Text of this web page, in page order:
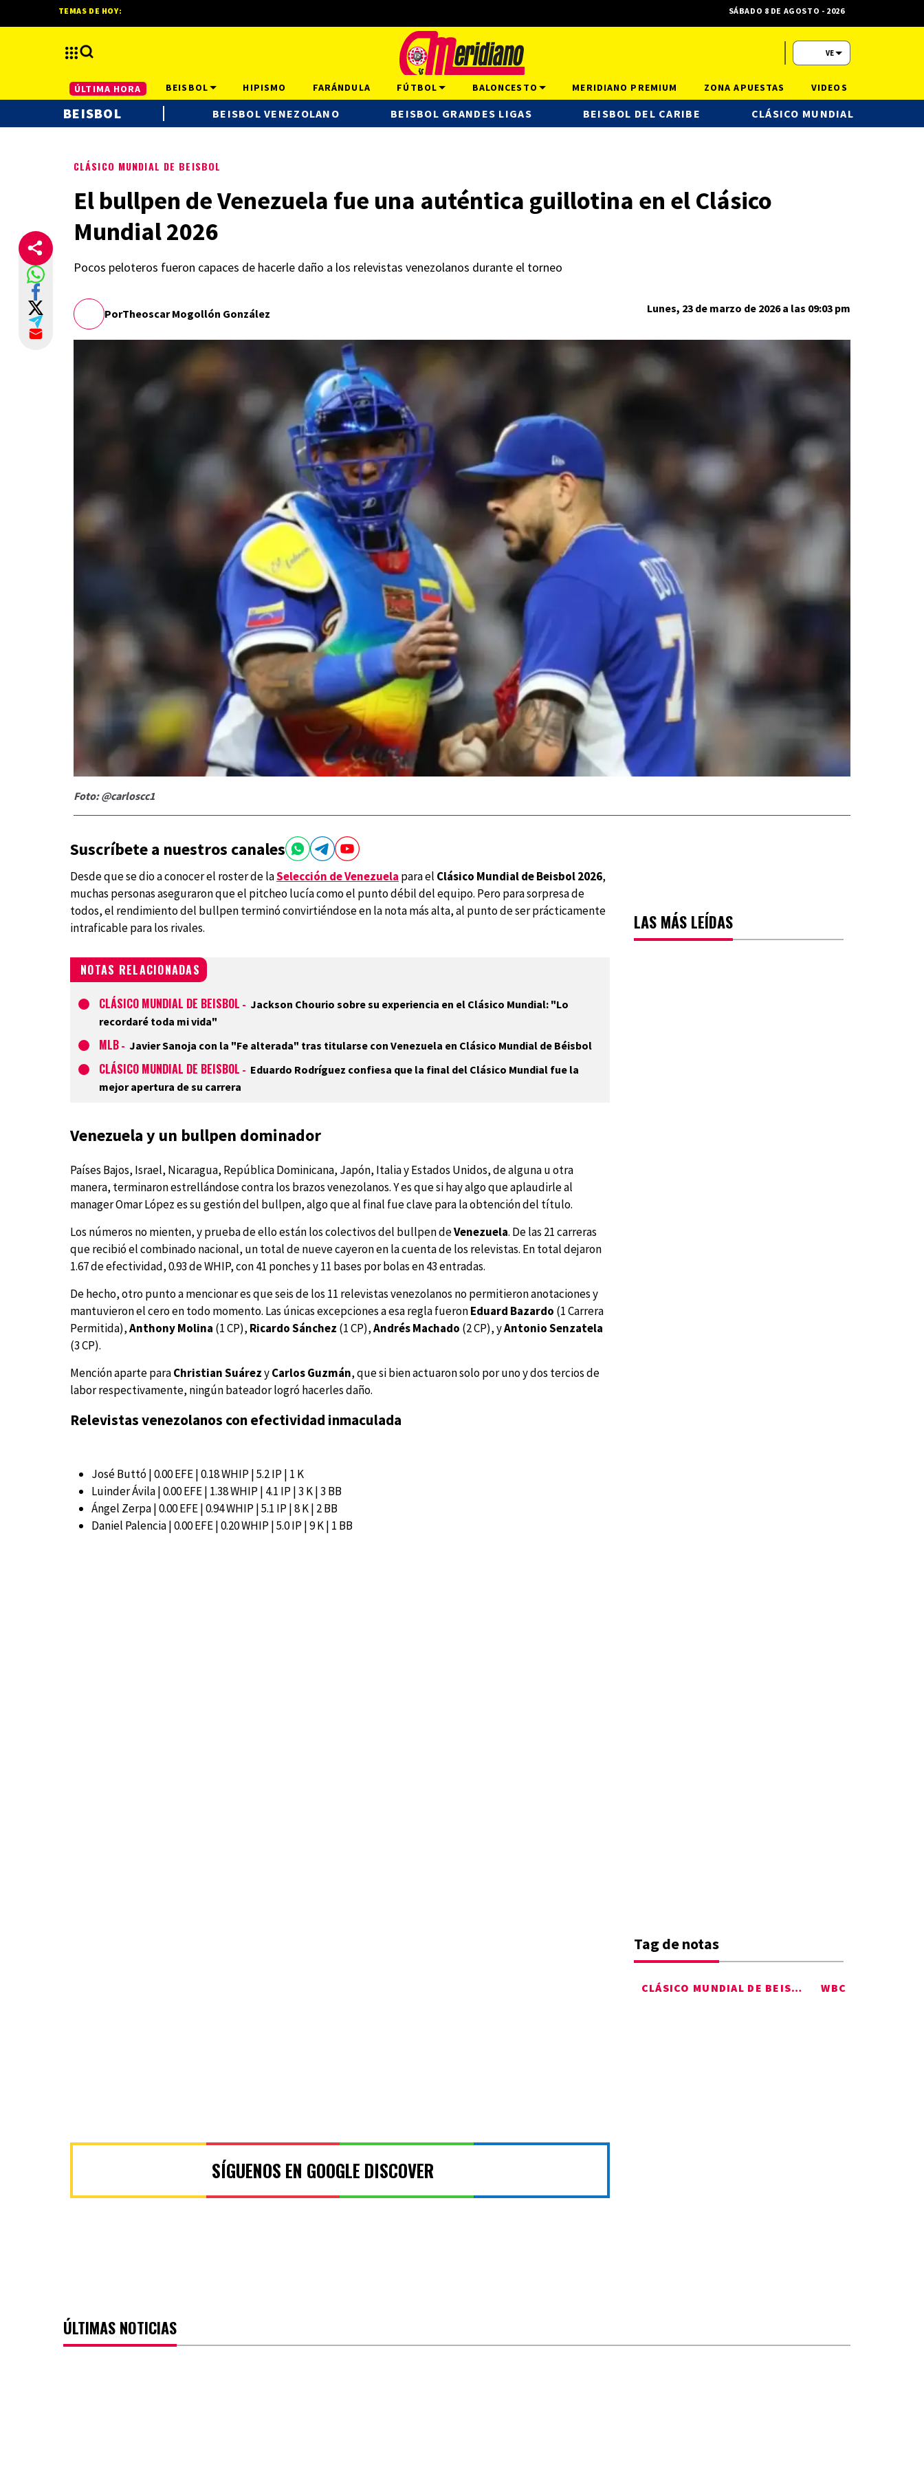
CLÁSICO MUNDIAL DE BEISBOL
El bullpen de Venezuela fue una auténtica guillotina en el Clásico
Mundial 2026
Pocos peloteros fueron capaces de hacerle daño a los relevistas venezolanos durante el torneo
PorTheoscar Mogollón González Lunes, 23 de marzo de 2026 a las 09:03 pm
Foto: @carloscc1
Suscríbete a nuestros canales
Desde que se dio a conocer el roster de laSelección de Venezuela para el Clásico Mundial de Beisbol 2026,
muchas personas aseguraron que el pitcheo lucía como el punto débil del equipo. Pero para sorpresa de
todos, el rendimiento del bullpen terminó convirtiéndose en la nota más alta, al punto de ser prácticamente
intraficable para los rivales.
NOTAS RELACIONADAS
CLÁSICO MUNDIAL DE BEISBOL - Jackson Chourio sobre su experiencia en el Clásico Mundial: "Lo
recordaré toda mi vida"
MLB - Javier Sanoja con la "Fe alterada" tras titularse con Venezuela en Clásico Mundial de Béisbol
CLÁSICO MUNDIAL DE BEISBOL - Eduardo Rodríguez confiesa que la final del Clásico Mundial fue la
mejor apertura de su carrera
Venezuela y un bullpen dominador
Países Bajos, Israel, Nicaragua, República Dominicana, Japón, Italia y Estados Unidos, de alguna u otra
manera, terminaron estrellándose contra los brazos venezolanos. Y es que si hay algo que aplaudirle al
manager Omar López es su gestión del bullpen, algo que al final fue clave para la obtención del título.
Los números no mienten, y prueba de ello están los colectivos del bullpen deVenezuela. De las 21 carreras
que recibió el combinado nacional, un total de nueve cayeron en la cuenta de los relevistas. En total dejaron
1.67 de efectividad, 0.93 de WHIP, con 41 ponches y 11 bases por bolas en 43 entradas.
De hecho, otro punto a mencionar es que seis de los 11 relevistas venezolanos no permitieron anotaciones y
mantuvieron el cero en todo momento. Las únicas excepciones a esa regla fueronEduard Bazardo (1 Carrera
Permitida),Anthony Molina (1 CP), Ricardo Sánchez (1 CP),Andrés Machado (2 CP), yAntonio Senzatela
(3 CP).
Mención aparte paraChristian SuárezyCarlos Guzmán, que si bien actuaron solo por uno y dos tercios de
labor respectivamente, ningún bateador logró hacerles daño.
Relevistas venezolanos con efectividad inmaculada
José Buttó | 0.00 EFE | 0.18 WHIP | 5.2 IP | 1 K
Luinder Ávila | 0.00 EFE | 1.38 WHIP | 4.1 IP | 3 K | 3 BB
Ángel Zerpa | 0.00 EFE | 0.94 WHIP | 5.1 IP | 8 K | 2 BB
Daniel Palencia | 0.00 EFE | 0.20 WHIP | 5.0 IP | 9 K | 1 BB
SÍGUENOS EN GOOGLE DISCOVER
LAS MÁS LEÍDAS
Tag de notas
CLÁSICO MUNDIAL DE BEISBOL 2026 WBC
ÚLTIMAS NOTICIAS
TEMAS DE HOY: SÁBADO 8 DE AGOSTO - 2026
VE
ÚLTIMA HORA BEISBOL
BEISBOL BEISBOL VENEZOLANO BEISBOL GRANDES LIGAS BEISBOL DEL CARIBE CLÁSICO MUNDIAL
HIPISMO FARÁNDULA FÚTBOL BALONCESTO MERIDIANO PREMIUM ZONA APUESTAS VIDEOS